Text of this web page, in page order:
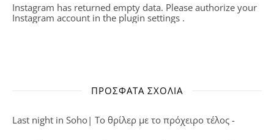
Instagram has returned empty data. Please authorize your
Instagram account in the plugin settings .
ΠΡΌΣΦΑΤΑ ΣΧΌΛΙΑ
Last night in Soho| Το θρίλερ με το πρόχειρο τέλος -